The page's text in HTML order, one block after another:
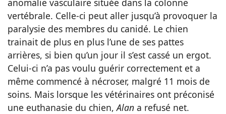
anomalie vasculaire située dans la colonne
vertébrale. Celle-ci peut aller jusqu’à provoquer la
paralysie des membres du canidé. Le chien
trainait de plus en plus l’une de ses pattes
arrières, si bien qu’un jour il s’est cassé un ergot.
Celui-ci n’a pas voulu guérir correctement et a
même commencé à nécroser, malgré 11 mois de
soins. Mais lorsque les vétérinaires ont préconisé
une euthanasie du chien,Alan a refusé net.